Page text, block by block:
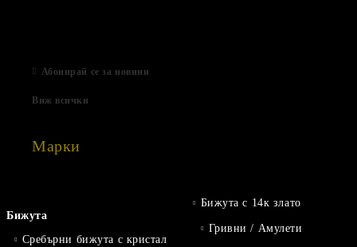
Абонирай се за новини
Виж всички
Марки
Бижута
Сребърни бижута с кристал
Бижута с 14к злато
Гривни / Амулети